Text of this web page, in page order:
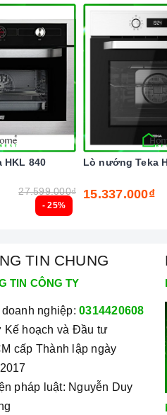
- 25%
HKL 840
27.599.000₫
Lò nướng Teka
15.337.000₫
TIN CHUNG
TIN CÔNG TY
doanh nghiệp: 0314420608
Kế hoạch và Đầu tư
cấp Thành lập ngày
pháp luật: Nguyễn Duy